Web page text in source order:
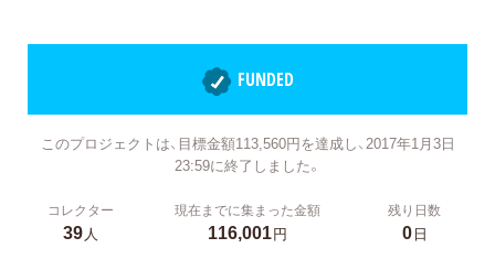
FUNDED
このプロジェクトは、目標金額113,560円を達成し、2017年1月3日
23:59に終了しました。
コレクター
39人
現在までに集まった金額
116,001円
残り日数
0日